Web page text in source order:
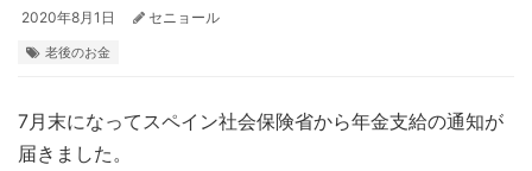
2020年8月1日 セニョール
老後のお金
7月末になってスペイン社会保険省から年金支給の通知が
届きました。